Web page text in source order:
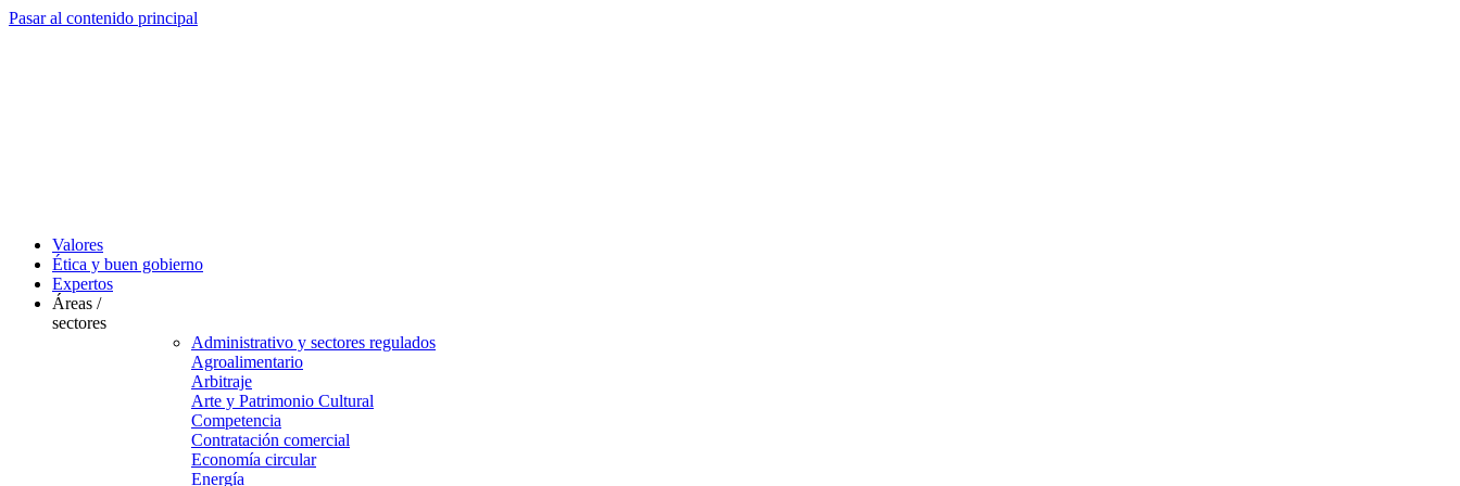
Pasar al contenido principal
Valores
Ética y buen gobierno
Expertos
Áreas /
sectores
Administrativo y sectores regulados
Agroalimentario
Arbitraje
Arte y Patrimonio Cultural
Competencia
Contratación comercial
Economía circular
Energía